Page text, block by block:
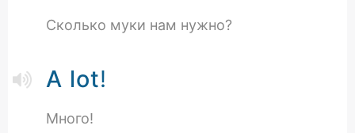
Сколько муки нам нужно?
A lot!
Много!